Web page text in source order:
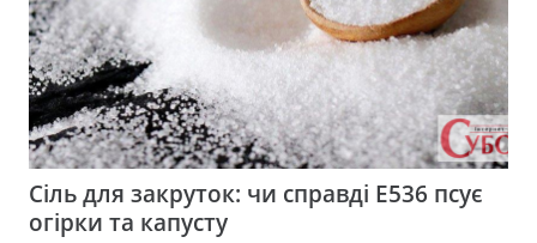
Сіль для закруток: чи справді Е536 псує
огірки та капусту